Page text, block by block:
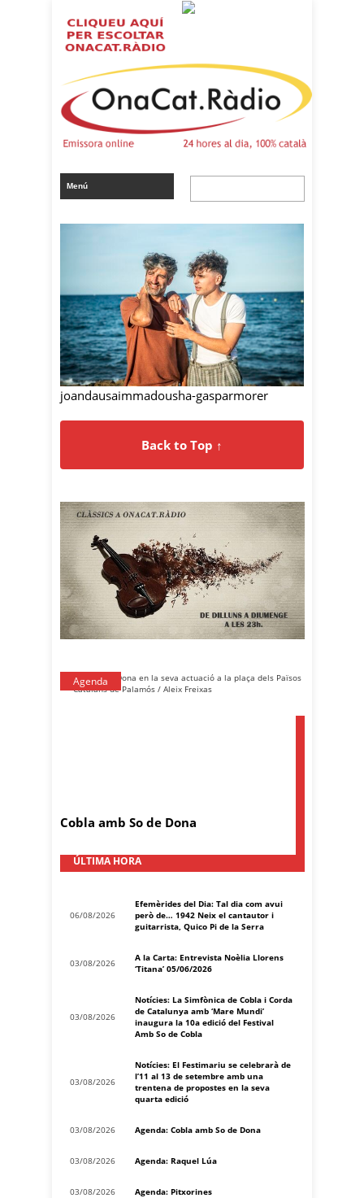
joandausaimmadousha-gasparmorer
Back to Top ↑
Agenda
Cobla amb So de Dona
ÚLTIMA HORA
06/08/2026
Efemèrides del Dia: Tal dia com avui
però de… 1942 Neix el cantautor i
guitarrista, Quico Pi de la Serra
03/08/2026
A la Carta: Entrevista Noèlia Llorens
‘Titana’ 05/06/2026
03/08/2026
Notícies: La Simfònica de Cobla i Corda
de Catalunya amb ‘Mare Mundi’
inaugura la 10a edició del Festival
Amb So de Cobla
03/08/2026
Notícies: El Festimariu se celebrarà de
l’11 al 13 de setembre amb una
trentena de propostes en la seva
quarta edició
03/08/2026 Agenda: Cobla amb So de Dona
03/08/2026 Agenda: Raquel Lúa
03/08/2026 Agenda: Pitxorines